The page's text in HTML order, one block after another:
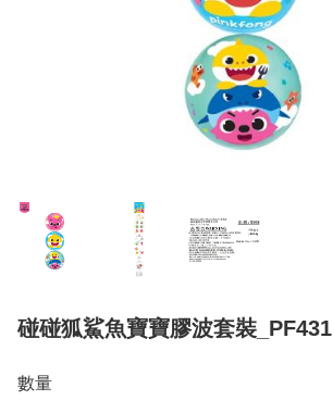
碰碰狐鯊魚寶寶膠波套裝_PF431
數量